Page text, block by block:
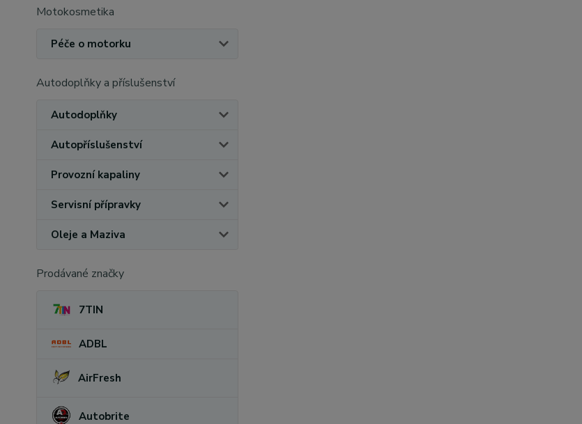
Motokosmetika
Péče o motorku
Autodoplňky a příslušenství
Autodoplňky
Autopříslušenství
Provozní kapaliny
Servisní přípravky
Oleje a Maziva
Prodávané značky
7TIN
ADBL
AirFresh
Autobrite